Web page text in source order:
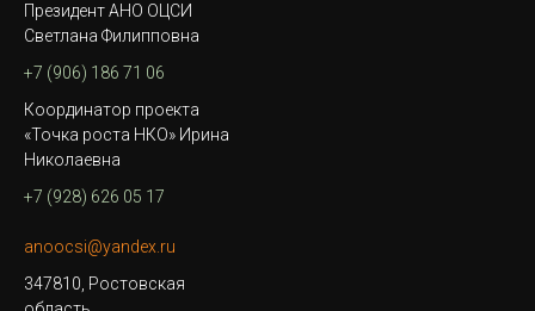
Президент АНО ОЦСИ
Светлана Филипповна
+7 (906) 186 71 06
Координатор проекта
«Точка роста НКО» Ирина
Николаевна
+7 (928) 626 05 17
anoocsi@yandex.ru
347810, Ростовская